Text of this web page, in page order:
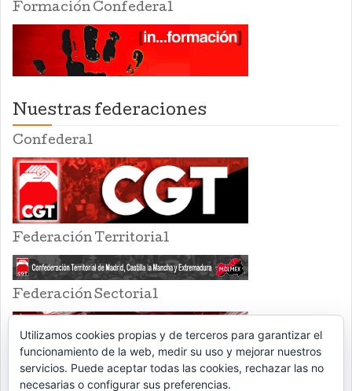
Formación Confederal
Nuestras federaciones
Confederal
Federación Territorial
Federación Sectorial
Utilizamos cookies propias y de terceros para garantizar el
funcionamiento de la web, medir su uso y mejorar nuestros
servicios. Puede aceptar todas las cookies, rechazar las no
necesarias o configurar sus preferencias.